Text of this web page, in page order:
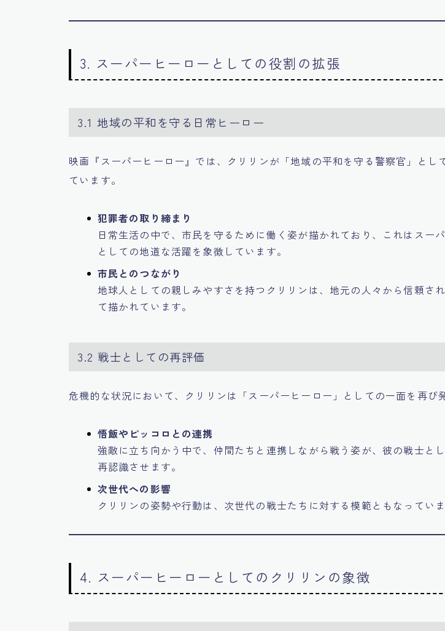
3. スーパーヒーローとしての役割の拡張
3.1 地域の平和を守る日常ヒーロー
映画『スーパーヒーロー』では、クリリンが「地域の平和を守る警察官」とし
ています。
犯罪者の取り締まり
日常生活の中で、市民を守るために働く姿が描かれており、これはスー
としての地道な活躍を象徴しています。
市民とのつながり
地球人としての親しみやすさを持つクリリンは、地元の人々から信頼さ
て描かれています。
3.2 戦士としての再評価
危機的な状況において、クリリンは「スーパーヒーロー」としての一面を再び
悟飯やピッコロとの連携
強敵に立ち向かう中で、仲間たちと連携しながら戦う姿が、彼の戦士と
再認識させます。
次世代への影響
クリリンの姿勢や行動は、次世代の戦士たちに対する模範ともなっていま
4. スーパーヒーローとしてのクリリンの象徴